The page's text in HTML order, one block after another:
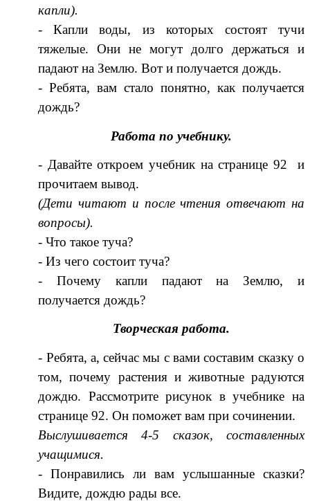
капли).
- Капли воды, из которых состоят тучи
тяжелые. Они не могут долго держаться и
падают на Землю. Вот и получается дождь.
- Ребята, вам стало понятно, как получается
дождь?
Работа по учебнику.
- Давайте откроем учебник на странице 92 и
прочитаем вывод.
(Дети читают и после чтения отвечают на
вопросы).
- Что такое туча?
- Из чего состоит туча?
- Почему капли падают на Землю, и
получается дождь?
Творческая работа.
- Ребята, а, сейчас мы с вами составим сказку о
том, почему растения и животные радуются
дождю. Рассмотрите рисунок в учебнике на
странице 92. Он поможет вам при сочинении.
Выслушивается 4-5 сказок, составленных
учащимися.
- Понравились ли вам услышанные сказки?
Видите, дождю рады все.